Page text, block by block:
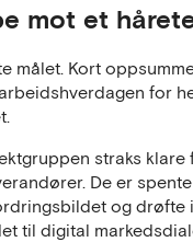
mot et
Kort
for
straks
De er
og drøfte
til digital